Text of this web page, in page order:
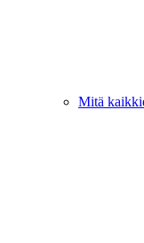
Mitä